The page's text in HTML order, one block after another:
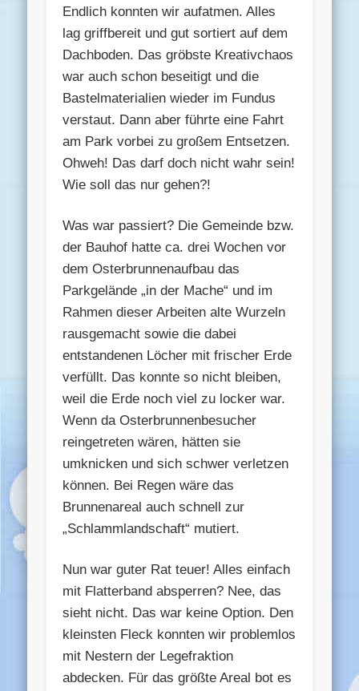
Endlich konnten wir aufatmen. Alles
lag griffbereit und gut sortiert auf dem
Dachboden. Das gröbste Kreativchaos
war auch schon beseitigt und die
Bastelmaterialien wieder im Fundus
verstaut. Dann aber führte eine Fahrt
am Park vorbei zu großem Entsetzen.
Ohweh! Das darf doch nicht wahr sein!
Wie soll das nur gehen?!
Was war passiert? Die Gemeinde bzw.
der Bauhof hatte ca. drei Wochen vor
dem Osterbrunnenaufbau das
Parkgelände „in der Mache“ und im
Rahmen dieser Arbeiten alte Wurzeln
rausgemacht sowie die dabei
entstandenen Löcher mit frischer Erde
verfüllt. Das konnte so nicht bleiben,
weil die Erde noch viel zu locker war.
Wenn da Osterbrunnenbesucher
reingetreten wären, hätten sie
umknicken und sich schwer verletzen
können. Bei Regen wäre das
Brunnenareal auch schnell zur
„Schlammlandschaft“ mutiert.
Nun war guter Rat teuer! Alles einfach
mit Flatterband absperren? Nee, das
sieht nicht. Das war keine Option. Den
kleinsten Fleck konnten wir problemlos
mit Nestern der Legefraktion
abdecken. Für das größte Areal bot es